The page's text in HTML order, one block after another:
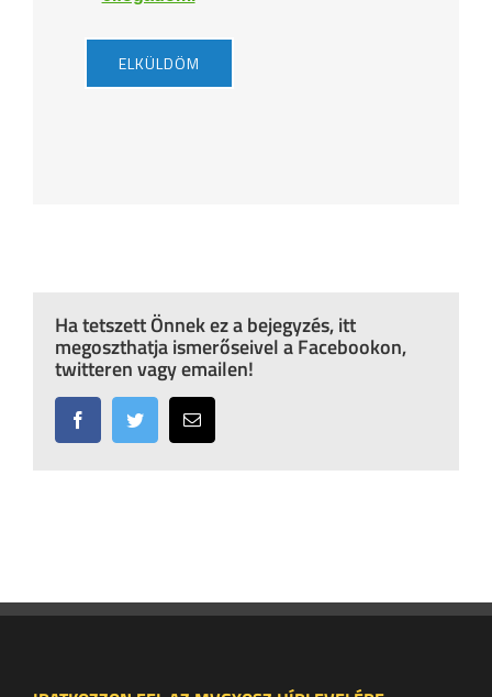
Ha tetszett Önnek ez a bejegyzés, itt
megoszthatja ismerőseivel a Facebookon,
twitteren vagy emailen!
FacebookTwitter Email: